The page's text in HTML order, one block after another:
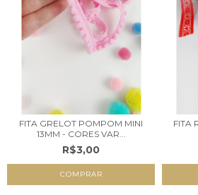
FITA GRELOT POMPOM MINI
13MM - CORES VAR...
R$3,00
COMPRAR
FITA